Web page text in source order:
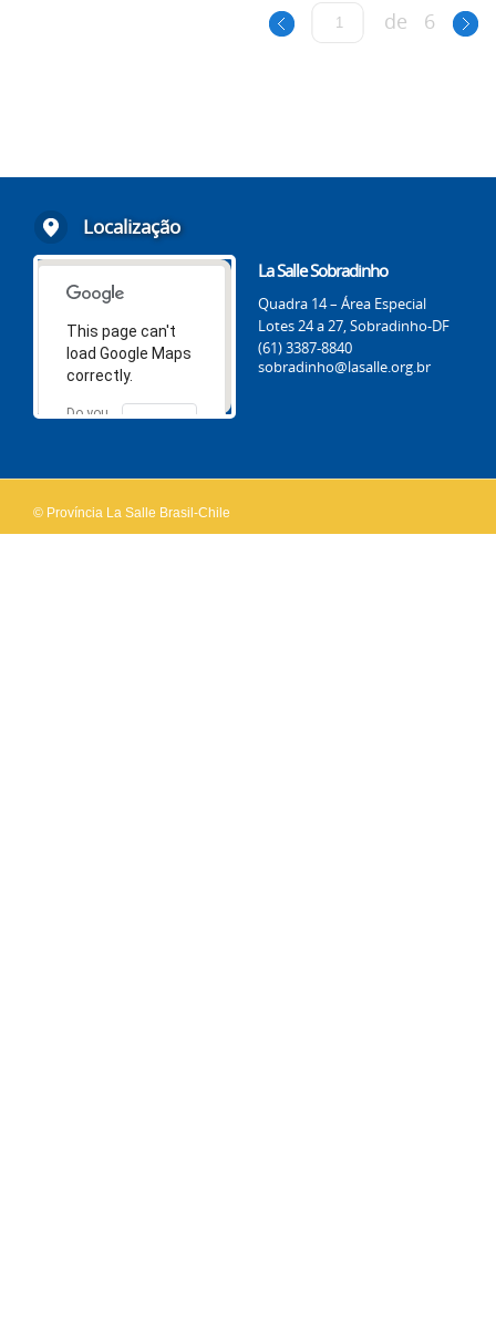
de 6
Localização
This page can't
load Google Maps
correctly.
Do you
OK
La Salle Sobradinho
Quadra 14 – Área Especial
Lotes 24 a 27, Sobradinho-DF
(61) 3387-8840
sobradinho@lasalle.org.br
© Província La Salle Brasil-Chile